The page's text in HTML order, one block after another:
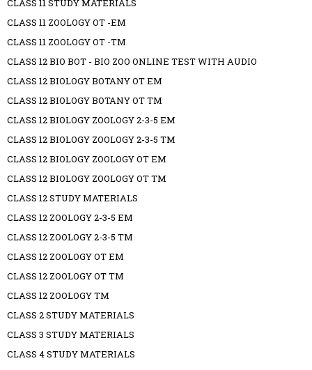
CLASS 11 STUDY MATERIALS
CLASS 11 ZOOLOGY OT -EM
CLASS 11 ZOOLOGY OT -TM
CLASS 12 BIO BOT - BIO ZOO ONLINE TEST WITH AUDIO
CLASS 12 BIOLOGY BOTANY OT EM
CLASS 12 BIOLOGY BOTANY OT TM
CLASS 12 BIOLOGY ZOOLOGY 2-3-5 EM
CLASS 12 BIOLOGY ZOOLOGY 2-3-5 TM
CLASS 12 BIOLOGY ZOOLOGY OT EM
CLASS 12 BIOLOGY ZOOLOGY OT TM
CLASS 12 STUDY MATERIALS
CLASS 12 ZOOLOGY 2-3-5 EM
CLASS 12 ZOOLOGY 2-3-5 TM
CLASS 12 ZOOLOGY OT EM
CLASS 12 ZOOLOGY OT TM
CLASS 12 ZOOLOGY TM
CLASS 2 STUDY MATERIALS
CLASS 3 STUDY MATERIALS
CLASS 4 STUDY MATERIALS